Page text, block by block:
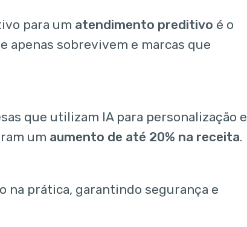
para um atendimento preditivo é o
apenas sobrevivem e marcas que
que utilizam IA para personalização e
um aumento de até 20% na receita.
na prática, garantindo segurança e